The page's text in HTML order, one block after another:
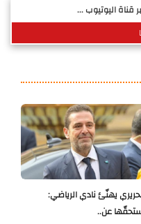
قناة اليوتيوب ...
يهنّئ نادي الرياضي:
عن..